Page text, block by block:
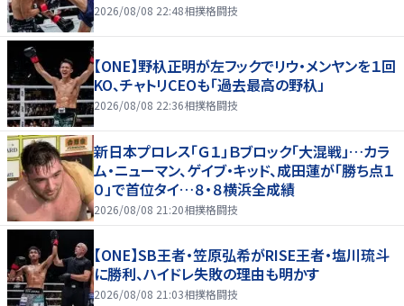
2026/08/08 22:48相撲格闘技
【ONE】野杁正明が左フックでリウ・メンヤンを１回
KO、チャトリCEOも「過去最高の野杁」
2026/08/08 22:36相撲格闘技
新日本プロレス「Ｇ１」Ｂブロック「大混戦」…カラ
ム・ニューマン、ゲイブ・キッド、成田蓮が「勝ち点１
０」で首位タイ…８・８横浜全成績
2026/08/08 21:20相撲格闘技
【ONE】SB王者・笠原弘希がRISE王者・塩川琉斗
に勝利、ハイドレ失敗の理由も明かす
2026/08/08 21:03相撲格闘技